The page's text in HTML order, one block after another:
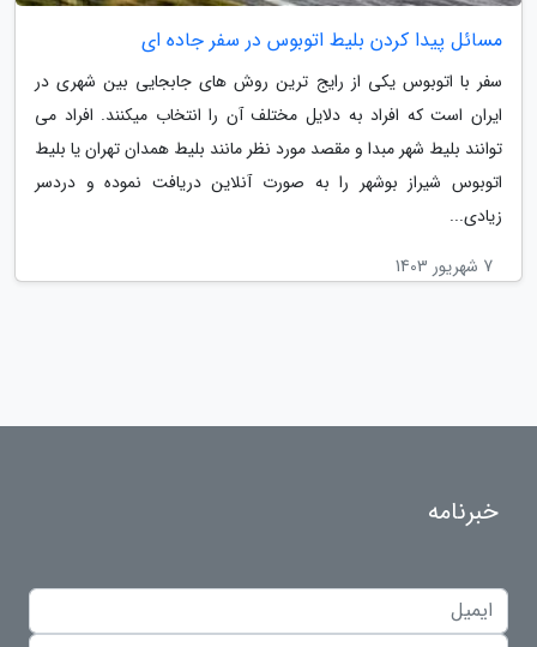
مسائل پیدا کردن بلیط اتوبوس در سفر جاده ای
سفر با اتوبوس یکی از رایج ترین روش های جابجایی بین شهری در
ایران است که افراد به دلایل مختلف آن را انتخاب میکنند. افراد می
توانند بلیط شهر مبدا و مقصد مورد نظر مانند بلیط همدان تهران یا بلیط
اتوبوس شیراز بوشهر را به صورت آنلاین دریافت نموده و دردسر
زیادی...
7 شهریور 1403
خبرنامه